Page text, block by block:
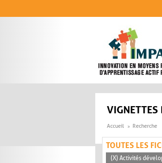
VIGNETTES
Accueil Recherche
TOUTES LES
(X) Activités